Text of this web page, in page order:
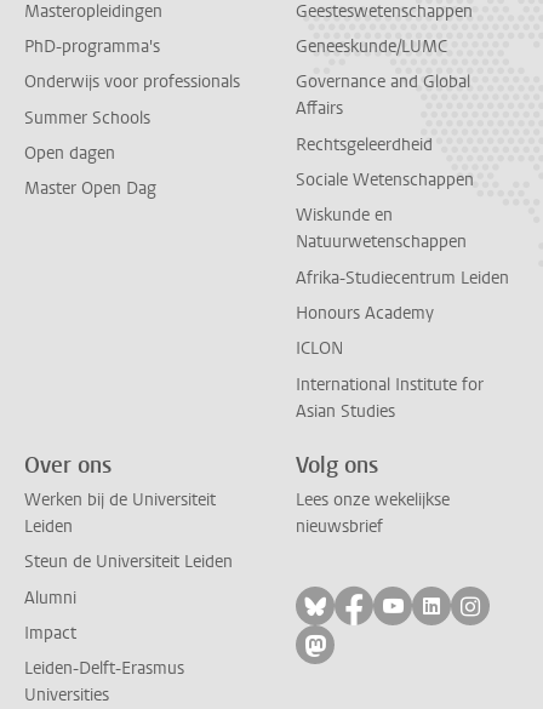
Masteropleidingen
PhD-programma's
Onderwijs voor professionals
Summer Schools
Open dagen
Master Open Dag
Geesteswetenschappen
Geneeskunde/LUMC
Governance and Global
Affairs
Rechtsgeleerdheid
Sociale Wetenschappen
Wiskunde en
Natuurwetenschappen
Afrika-Studiecentrum Leiden
Honours Academy
ICLON
International Institute for
Asian Studies
Over ons
Werken bij de Universiteit
Leiden
Steun de Universiteit Leiden
Alumni
Impact
Leiden-Delft-Erasmus
Universities
Volg ons
Lees onze wekelijkse
nieuwsbrief
Volg ons op bluesky
Volg ons op
Volg ons op
Volg ons
Volg
Volg ons op mastodon